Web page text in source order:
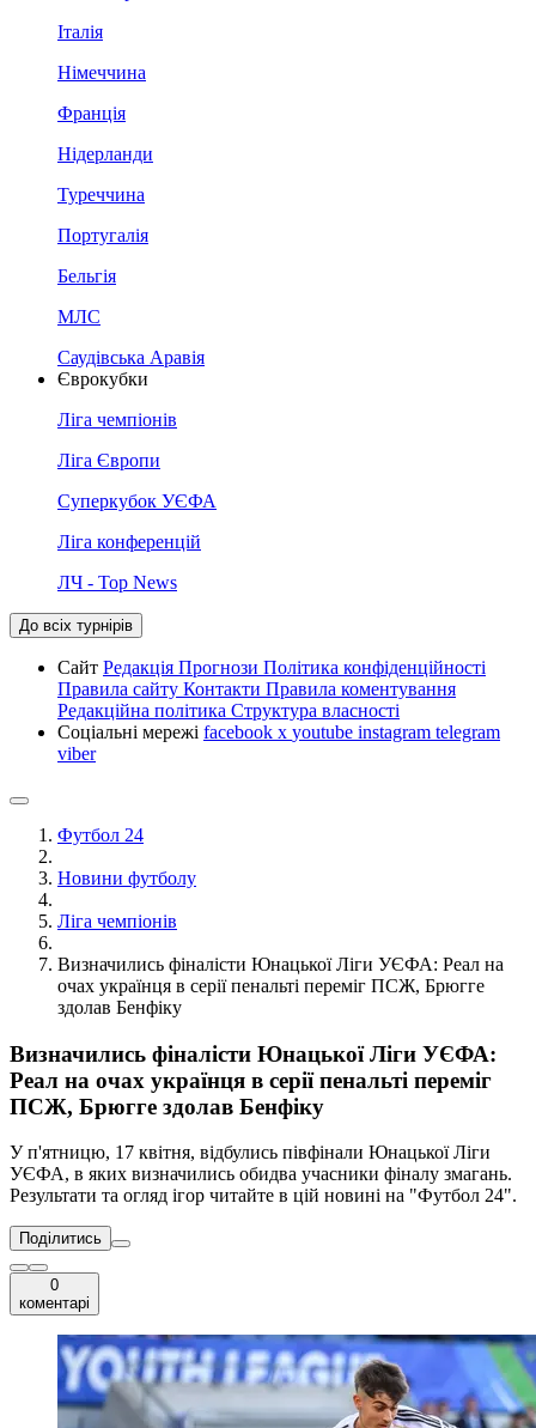
Італія
Німеччина
Франція
Нідерланди
Туреччина
Португалія
Бельгія
МЛС
Саудівська Аравія
Єврокубки
Ліга чемпіонів
Ліга Європи
Суперкубок УЄФА
Ліга конференцій
ЛЧ - Top News
До всіх турнірів
Сайт Редакція Прогнози Політика конфіденційності
Правила сайту Контакти Правила коментування
Редакційна політика Структура власності
Соціальні мережі facebook x youtube instagram telegram
viber
Футбол 24
Новини футболу
Ліга чемпіонів
Визначились фіналісти Юнацької Ліги УЄФА: Реал на
очах українця в серії пенальті переміг ПСЖ, Брюгге
здолав Бенфіку
Визначились фіналісти Юнацької Ліги УЄФА:
Реал на очах українця в серії пенальті переміг
ПСЖ, Брюгге здолав Бенфіку
У п'ятницю, 17 квітня, відбулись півфінали Юнацької Ліги
УЄФА, в яких визначились обидва учасники фіналу змагань.
Результати та огляд ігор читайте в цій новині на "Футбол 24".
Поділитись
0
коментарі